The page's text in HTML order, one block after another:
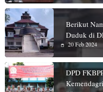
Berikut
Duduk di
20 Feb 2024
DPD